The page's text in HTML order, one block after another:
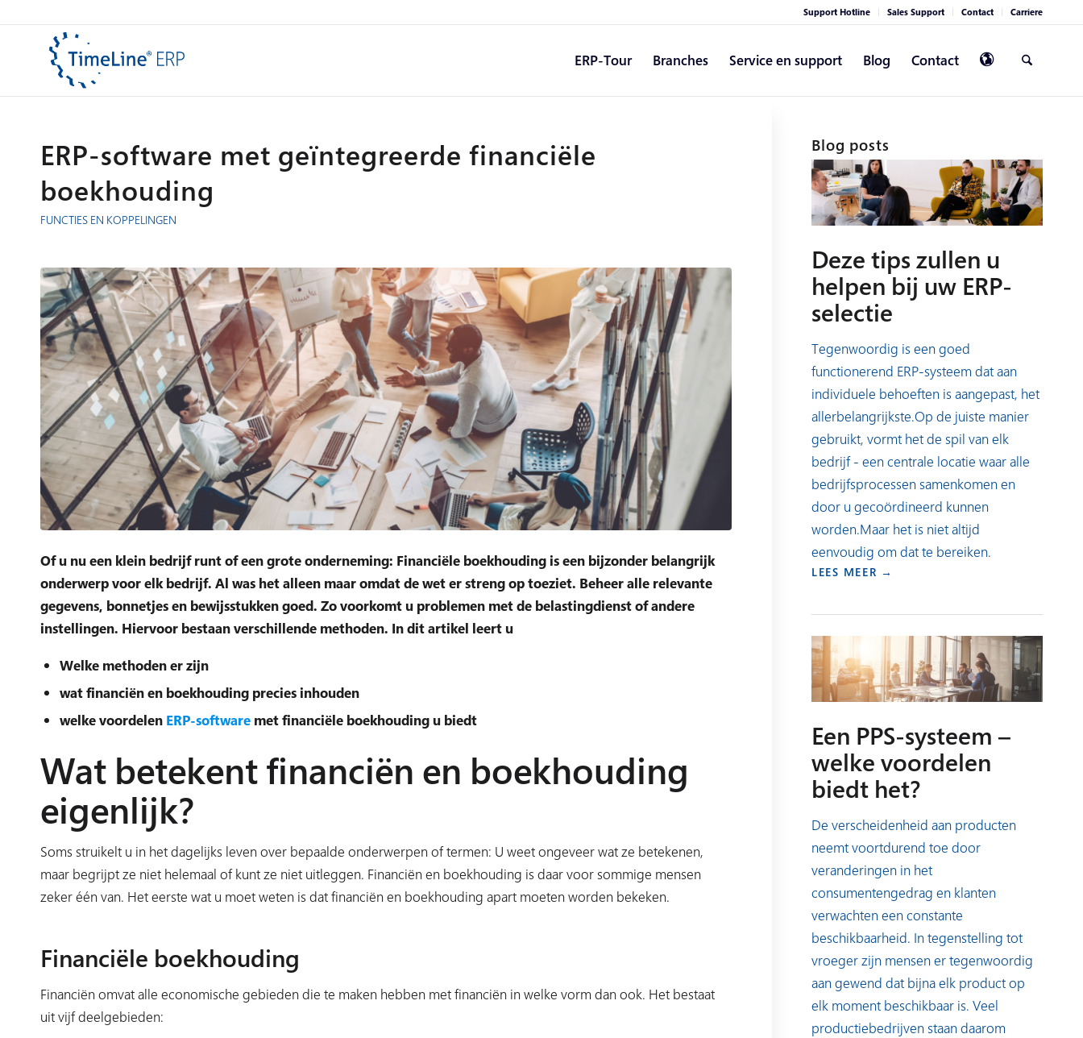
Support Hotline Sales Support Contact Carriere
ERP-Tour Branches Service en support Blog Contact
ERP-software met geïntegreerde financiële
boekhouding
FUNCTIES EN KOPPELINGEN
Of u nu een klein bedrijf runt of een grote onderneming: Financiële boekhouding is een bijzonder belangrijk
onderwerp voor elk bedrijf. Al was het alleen maar omdat de wet er streng op toeziet. Beheer alle relevante
gegevens, bonnetjes en bewijsstukken goed. Zo voorkomt u problemen met de belastingdienst of andere
instellingen. Hiervoor bestaan verschillende methoden. In dit artikel leert u
Welke methoden er zijn
wat financiën en boekhouding precies inhouden
welke voordelen ERP-software met financiële boekhouding u biedt
Wat betekent financiën en boekhouding
eigenlijk?
Soms struikelt u in het dagelijks leven over bepaalde onderwerpen of termen: U weet ongeveer wat ze betekenen,
maar begrijpt ze niet helemaal of kunt ze niet uitleggen. Financiën en boekhouding is daar voor sommige mensen
zeker één van. Het eerste wat u moet weten is dat financiën en boekhouding apart moeten worden bekeken.
Financiële boekhouding
Financiën omvat alle economische gebieden die te maken hebben met financiën in welke vorm dan ook. Het bestaat
uit vijf deelgebieden:
Blog posts
Deze tips zullen u
helpen bij uw ERP-
selectie
Tegenwoordig is een goed
functionerend ERP-systeem dat aan
individuele behoeften is aangepast, het
allerbelangrijkste.Op de juiste manier
gebruikt, vormt het de spil van elk
bedrijf - een centrale locatie waar alle
bedrijfsprocessen samenkomen en
door u gecoördineerd kunnen
worden.Maar het is niet altijd
eenvoudig om dat te bereiken.
LEES MEER →
Een PPS-systeem –
welke voordelen
biedt het?
De verscheidenheid aan producten
neemt voortdurend toe door
veranderingen in het
consumentengedrag en klanten
verwachten een constante
beschikbaarheid. In tegenstelling tot
vroeger zijn mensen er tegenwoordig
aan gewend dat bijna elk product op
elk moment beschikbaar is. Veel
productiebedrijven staan daarom